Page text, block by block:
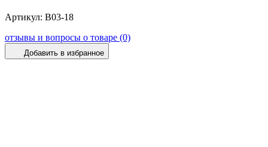
Артикул: B03-18
отзывы и вопросы о товаре (0)
Добавить в избранное